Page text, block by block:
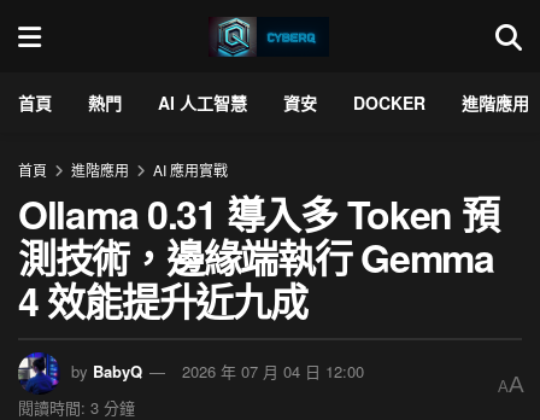
首頁 熱門 AI 人工智慧 資安 DOCKER 進階應用
首頁 進階應用 AI 應用實戰
Ollama 0.31 導入多 Token 預
測技術，邊緣端執行 Gemma
4 效能提升近九成
by BabyQ
2026 年 07 月 04 日 12:00
閱讀時間: 3 分鐘
AA